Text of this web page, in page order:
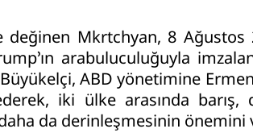
Mkrtchyan, 8 Ağustos
arabuluculuğuyla
ABD yönetimine
iki ülke arasında barış,
da derinleşmesinin önemini